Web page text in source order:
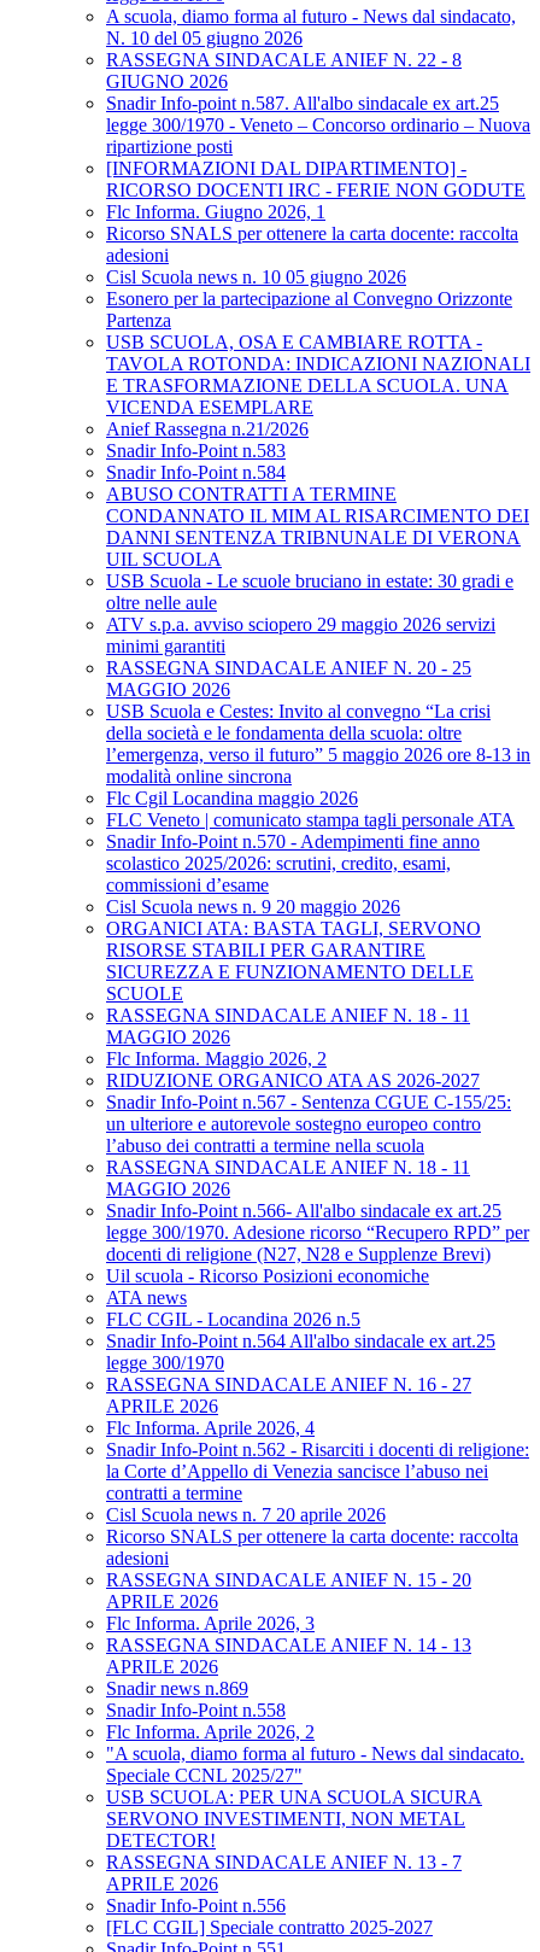
A scuola, diamo forma al futuro - News dal sindacato,
N. 10 del 05 giugno 2026
RASSEGNA SINDACALE ANIEF N. 22 - 8
GIUGNO 2026
Snadir Info-point n.587. All'albo sindacale ex art.25
legge 300/1970 - Veneto – Concorso ordinario – Nuova
ripartizione posti
[INFORMAZIONI DAL DIPARTIMENTO] -
RICORSO DOCENTI IRC - FERIE NON GODUTE
Flc Informa. Giugno 2026, 1
Ricorso SNALS per ottenere la carta docente: raccolta
adesioni
Cisl Scuola news n. 10 05 giugno 2026
Esonero per la partecipazione al Convegno Orizzonte
Partenza
USB SCUOLA, OSA E CAMBIARE ROTTA -
TAVOLA ROTONDA: INDICAZIONI NAZIONALI
E TRASFORMAZIONE DELLA SCUOLA. UNA
VICENDA ESEMPLARE
Anief Rassegna n.21/2026
Snadir Info-Point n.583
Snadir Info-Point n.584
ABUSO CONTRATTI A TERMINE
CONDANNATO IL MIM AL RISARCIMENTO DEI
DANNI SENTENZA TRIBNUNALE DI VERONA
UIL SCUOLA
USB Scuola - Le scuole bruciano in estate: 30 gradi e
oltre nelle aule
ATV s.p.a. avviso sciopero 29 maggio 2026 servizi
minimi garantiti
RASSEGNA SINDACALE ANIEF N. 20 - 25
MAGGIO 2026
USB Scuola e Cestes: Invito al convegno “La crisi
della società e le fondamenta della scuola: oltre
l’emergenza, verso il futuro” 5 maggio 2026 ore 8-13 in
modalità online sincrona
Flc Cgil Locandina maggio 2026
FLC Veneto | comunicato stampa tagli personale ATA
Snadir Info-Point n.570 - Adempimenti fine anno
scolastico 2025/2026: scrutini, credito, esami,
commissioni d’esame
Cisl Scuola news n. 9 20 maggio 2026
ORGANICI ATA: BASTA TAGLI, SERVONO
RISORSE STABILI PER GARANTIRE
SICUREZZA E FUNZIONAMENTO DELLE
SCUOLE
RASSEGNA SINDACALE ANIEF N. 18 - 11
MAGGIO 2026
Flc Informa. Maggio 2026, 2
RIDUZIONE ORGANICO ATA AS 2026-2027
Snadir Info-Point n.567 - Sentenza CGUE C‑155/25:
un ulteriore e autorevole sostegno europeo contro
l’abuso dei contratti a termine nella scuola
RASSEGNA SINDACALE ANIEF N. 18 - 11
MAGGIO 2026
Snadir Info-Point n.566- All'albo sindacale ex art.25
legge 300/1970. Adesione ricorso “Recupero RPD” per
docenti di religione (N27, N28 e Supplenze Brevi)
Uil scuola - Ricorso Posizioni economiche
ATA news
FLC CGIL - Locandina 2026 n.5
Snadir Info-Point n.564 All'albo sindacale ex art.25
legge 300/1970
RASSEGNA SINDACALE ANIEF N. 16 - 27
APRILE 2026
Flc Informa. Aprile 2026, 4
Snadir Info-Point n.562 - Risarciti i docenti di religione:
la Corte d’Appello di Venezia sancisce l’abuso nei
contratti a termine
Cisl Scuola news n. 7 20 aprile 2026
Ricorso SNALS per ottenere la carta docente: raccolta
adesioni
RASSEGNA SINDACALE ANIEF N. 15 - 20
APRILE 2026
Flc Informa. Aprile 2026, 3
RASSEGNA SINDACALE ANIEF N. 14 - 13
APRILE 2026
Snadir news n.869
Snadir Info-Point n.558
Flc Informa. Aprile 2026, 2
"A scuola, diamo forma al futuro - News dal sindacato.
Speciale CCNL 2025/27"
USB SCUOLA: PER UNA SCUOLA SICURA
SERVONO INVESTIMENTI, NON METAL
DETECTOR!
RASSEGNA SINDACALE ANIEF N. 13 - 7
APRILE 2026
Snadir Info-Point n.556
[FLC CGIL] Speciale contratto 2025-2027